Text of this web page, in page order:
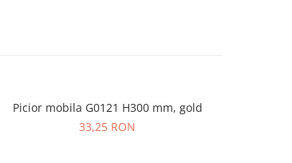
Picior mobila G0121 H300 mm, gold
33,25 RON